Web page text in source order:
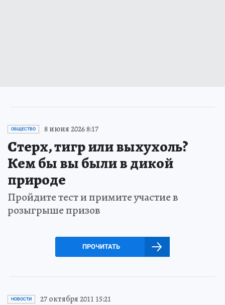
ОБЩЕСТВО 8 июня 2026 8:17
Стерх, тигр или выхухоль?
Кем бы вы были в дикой
природе
Пройдите тест и примите участие в
розыгрыше призов
ПРОЧИТАТЬ
НОВОСТИ 27 октября 2011 15:21